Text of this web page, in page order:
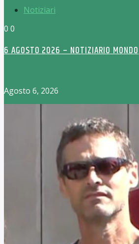
Notiziari
0 0
6 AGOSTO 2026 – NOTIZIARIO MONDO
Agosto 6, 2026